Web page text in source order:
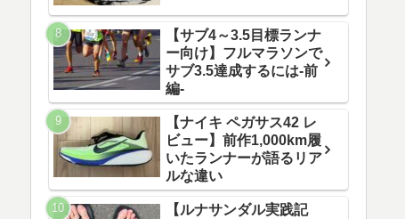
【サブ4～3.5目標ランナ
ー向け】フルマラソンで
サブ3.5達成するには-前
編-
【ナイキ ペガサス42 レ
ビュー】前作1,000km履
いたランナーが語るリア
ルな違い
【ルナサンダル実践記